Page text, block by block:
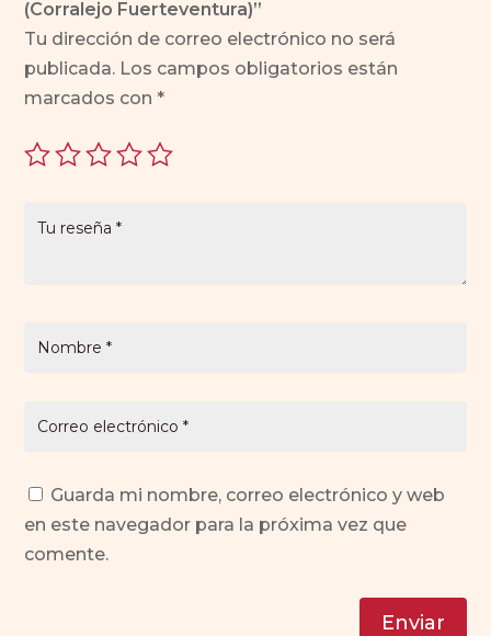
(Corralejo Fuerteventura)”
Tu dirección de correo electrónico no será
publicada. Los campos obligatorios están
marcados con*
Guarda mi nombre, correo electrónico y web
en este navegador para la próxima vez que
comente.
Enviar